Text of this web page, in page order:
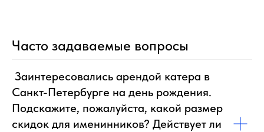
Часто задаваемые вопросы
Заинтересовались арендой катера в
Санкт-Петербурге на день рождения.
Подскажите, пожалуйста, какой размер
скидок для именинников? Действует ли